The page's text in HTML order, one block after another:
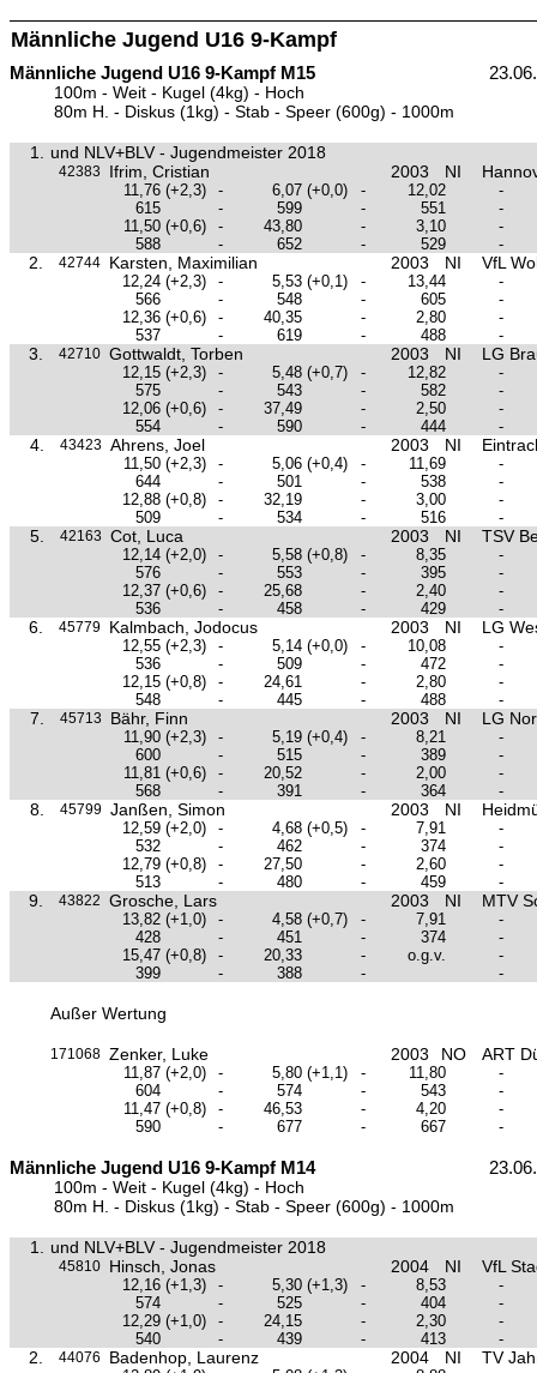
Männliche Jugend U16 9-Kampf
Männliche Jugend U16 9-Kampf M15
100m - Weit - Kugel (4kg) - Hoch
80m H. - Diskus (1kg) - Stab - Speer (600g) - 1000m
1. und NLV+BLV - Jugendmeister 2018
42383 Ifrim, Cristian 2003 NI
11,76 (+2,3) - 6,07 (+0,0) - 12,02
-
615
- 599 - 551
-
11,50 (+0,6) - 43,80 - 3,10
-
588
- 652 - 529 -
2. 42744 Karsten, Maximilian 2003 NI VfL
12,24 (+2,3) - 5,53 (+0,1) - 13,44
-
566
- 548 - 605
-
12,36 (+0,6) - 40,35 - 2,80
-
537
- 619 - 488 -
3. 42710 Gottwaldt, Torben 2003 NI LG
12,15 (+2,3) - 5,48 (+0,7) - 12,82
-
575
- 543 - 582
-
12,06 (+0,6) - 37,49 - 2,50
-
554
- 590 - 444 -
4. 43423 Ahrens, Joel 2003 NI
11,50 (+2,3) - 5,06 (+0,4) - 11,69
-
644
- 501 - 538
-
12,88 (+0,8) - 32,19 - 3,00
-
509
- 534 - 516 -
5. 42163 Cot, Luca 2003 NI TSV
12,14 (+2,0) - 5,58 (+0,8) - 8,35
-
576
- 553 - 395
-
12,37 (+0,6) - 25,68 - 2,40
-
536
- 458 - 429 -
6. 45779 Kalmbach, Jodocus 2003 NI LG
12,55 (+2,3) - 5,14 (+0,0) - 10,08
-
536
- 509 - 472
-
12,15 (+0,8) - 24,61 - 2,80
-
548
- 445 - 488 -
7. 45713 Bähr, Finn 2003 NI LG
11,90 (+2,3) - 5,19 (+0,4) - 8,21
-
600
- 515 - 389
-
11,81 (+0,6) - 20,52 - 2,00
-
568
- 391 - 364 -
8. 45799 Janßen, Simon 2003 NI
12,59 (+2,0) - 4,68 (+0,5) - 7,91
-
532
- 462 - 374
-
12,79 (+0,8) - 27,50 - 2,60
-
513
- 480 - 459 -
9. 43822 Grosche, Lars 2003 NI MTV
13,82 (+1,0) - 4,58 (+0,7) - 7,91
-
428
- 451 - 374
-
15,47 (+0,8) - 20,33 - o.g.v.
-
399
- 388 - -
Außer Wertung
171068 Zenker, Luke 2003 NO ART
11,87 (+2,0) - 5,80 (+1,1) - 11,80
-
604
- 574 - 543
-
11,47 (+0,8) - 46,53 - 4,20
-
590
- 677 - 667 -
Männliche Jugend U16 9-Kampf M14
100m - Weit - Kugel (4kg) - Hoch
80m H. - Diskus (1kg) - Stab - Speer (600g) - 1000m
1. und NLV+BLV - Jugendmeister 2018
45810 Hinsch, Jonas 2004 NI VfL
12,16 (+1,3) - 5,30 (+1,3) - 8,53
-
574
- 525 - 404
-
12,29 (+1,0) - 24,15 - 2,30
-
540
- 439 - 413 -
2. 44076 Badenhop, Laurenz 2004 NI TV